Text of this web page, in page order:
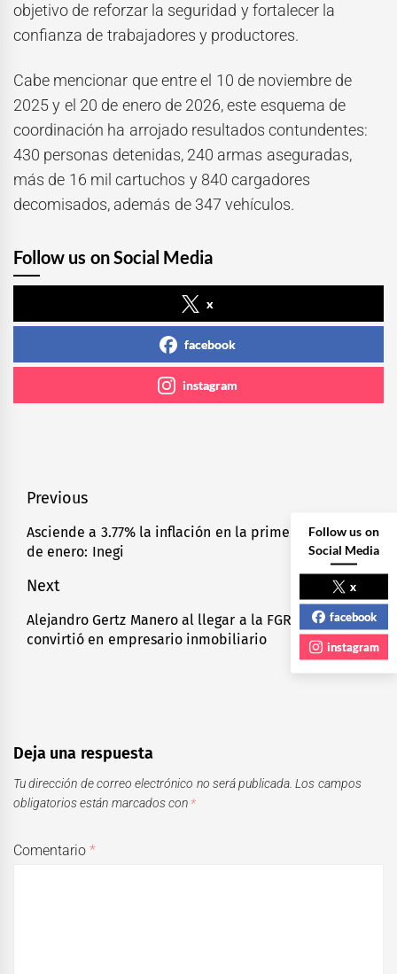
objetivo de reforzar la seguridad y fortalecer la
confianza de trabajadores y productores.
Cabe mencionar que entre el 10 de noviembre de
2025 y el 20 de enero de 2026, este esquema de
coordinación ha arrojado resultados contundentes:
430 personas detenidas, 240 armas aseguradas,
más de 16 mil cartuchos y 840 cargadores
decomisados, además de 347 vehículos.
Follow us on Social Media
x
facebook
instagram
Navegación
de
entradas
Previous
Previous
post:
Asciende a 3.77% la inflación en la primera quincena
de enero: Inegi
Next
Next
post:
Alejandro Gertz Manero al llegar a la FGR, se
convirtió en empresario inmobiliario
Deja una respuesta
Tu dirección de correo electrónico no será publicada. Los campos
obligatorios están marcados con *
Comentario*
Follow us on
Social Media
x
facebook
instagram